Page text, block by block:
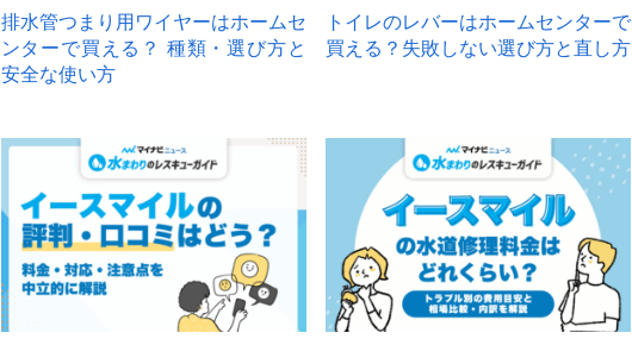
排水管つまり用ワイヤーはホームセ
ンターで買える？ 種類・選び方と
安全な使い方
トイレのレバーはホームセンターで
買える？失敗しない選び方と直し方